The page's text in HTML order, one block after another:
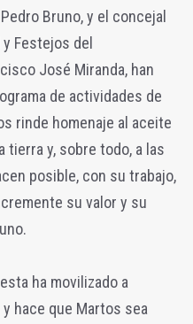
Bruno, y el concejal
Festejos del
José Miranda, han
de actividades de
rinde homenaje al aceite
tierra y, sobre todo, a las
posible, con su trabajo,
su valor y su
ha movilizado a
hace que Martos sea